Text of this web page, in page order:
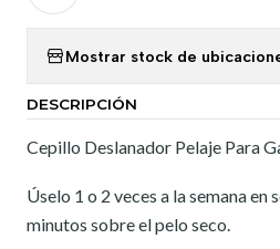
Mostrar stock de
DESCRIPCIÓN
Cepillo Deslanador Pelaje Para
Úselo 1 o 2 veces a la semana en
minutos sobre el pelo seco.